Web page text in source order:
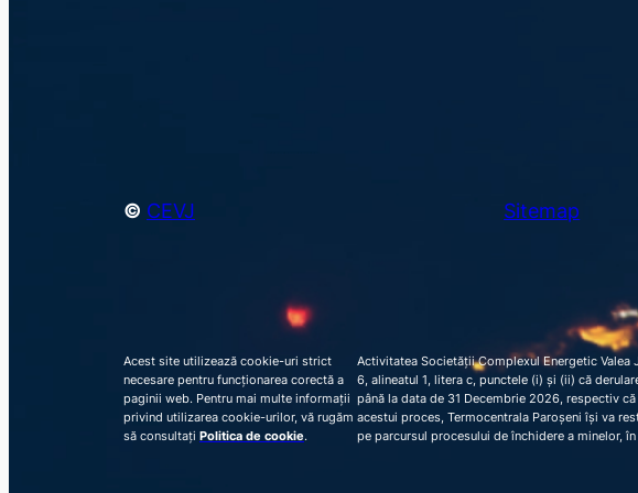
© CEVJ Sitemap
Acest site utilizează cookie-uri strict
necesare pentru funcționarea corectă a
paginii web. Pentru mai multe informații
privind utilizarea cookie-urilor, vă rugăm
să consultați Politica de cookie.
Activitatea Societății Complexul Energetic
6, alineatul 1, litera c, punctele (i) și (ii) că
până la data de 31 Decembrie 2026, respectiv
acestui proces, Termocentrala Paroșeni își va
pe parcursul procesului de închidere a minelor,